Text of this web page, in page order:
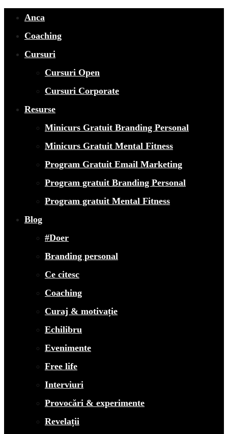
Anca
Coaching
Cursuri
Cursuri Open
Cursuri Corporate
Resurse
Minicurs Gratuit Branding Personal
Minicurs Gratuit Mental Fitness
Program Gratuit Email Marketing
Program gratuit Branding Personal
Program gratuit Mental Fitness
Blog
#Doer
Branding personal
Ce citesc
Coaching
Curaj & motivație
Echilibru
Evenimente
Free life
Interviuri
Provocări & experimente
Revelații